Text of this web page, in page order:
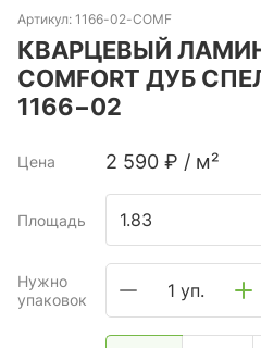
Артикул: 1166-02-COMF
КВАРЦЕВЫЙ
COMFORT ДУБ
1166−02
Цена 2 590 ₽ / м²
Площадь
Нужно
упаковок
1 уп.